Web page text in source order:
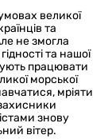
великої
та
не змогла
та нашої
працювати
морської
мріяти
знову
вітер.